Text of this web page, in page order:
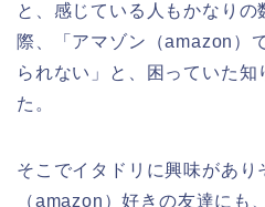
と、感じている人もかなり
際、「アマゾン（amazon）
られない」と、困っていた知
た。
そこでイタドリに興味があり
（amazon）好きの友達にも